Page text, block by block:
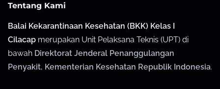
Tentang Kami
Balai Kekarantinaan Kesehatan (BKK) Kelas I
Cilacap merupakan Unit Pelaksana Teknis (UPT) di
bawah Direktorat Jenderal Penanggulangan
Penyakit, Kementerian Kesehatan Republik Indonesia.